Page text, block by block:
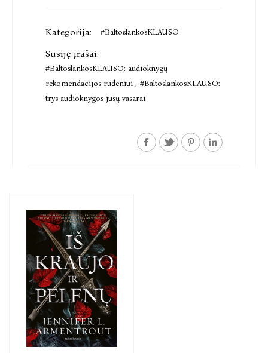
Kategorija: #BaltoslankosKLAUSO
Susiję įrašai:
#BaltoslankosKLAUSO: audioknygų
rekomendacijos rudeniui , #BaltoslankosKLAUSO:
trys audioknygos jūsų vasarai